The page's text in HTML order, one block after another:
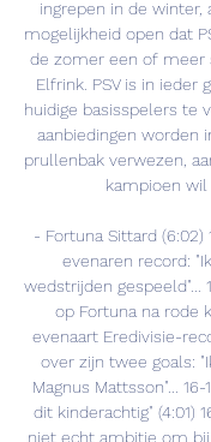
ingrepen in de winter,
mogelijkheid open dat
de zomer een of meer
Elfrink. PSV is in ieder
huidige basisspelers te
aanbiedingen worden
prullenbak verwezen,
kampioen wil
- Fortuna Sittard (6:02)
evenaren record:
wedstrijden gespeeld"...
op Fortuna na rode
evenaart Eredivisie-
over zijn twee goals:
Magnus Mattsson"...
dit kinderachtig" (4:01)
niet echt ambitie om bij